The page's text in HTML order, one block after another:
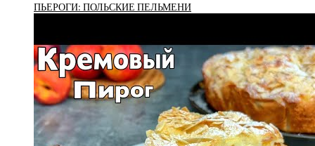
ПЬЕРОГИ: ПОЛЬСКИЕ ПЕЛЬМЕНИ